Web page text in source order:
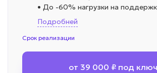
• До -60% нагрузки на
Подробней
Срок реализации
от 39 000 ₽ под ключ